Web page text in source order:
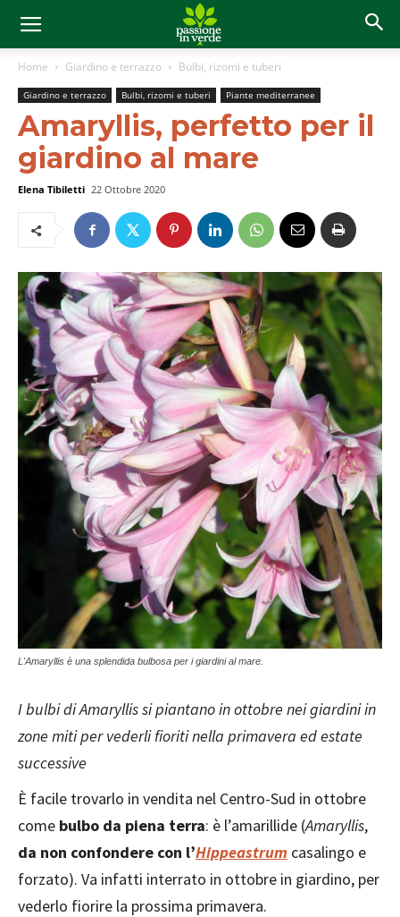
Home Giardino e terrazzo Bulbi, rizomi e tuberi
Giardino e terrazzo Bulbi, rizomi e tuberi Piante mediterranee
Amaryllis, perfetto per il
giardino al mare
Elena Tibiletti 22 Ottobre 2020
L'Amaryllis è una splendida bulbosa per i giardini al mare.
I bulbi di Amaryllis si piantano in ottobre nei giardini in
zone miti per vederli fioriti nella primavera ed estate
successive
È facile trovarlo in vendita nel Centro-Sud in ottobre
come bulbo da piena terra: è l’amarillide (Amaryllis,
da non confondere con l’Hippeastrum casalingo e
forzato). Va infatti interrato in ottobre in giardino, per
vederlo fiorire la prossima primavera.